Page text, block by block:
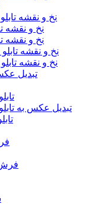
نخ و نقشه
نخ و نقشه
نخ و نقشه
نخ و نقشه
نخ و نقشه
تبدیل
تبدیل عکس به